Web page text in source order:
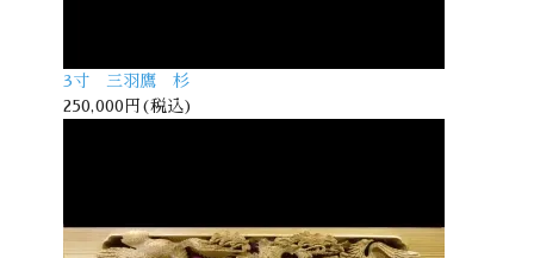
3寸 三羽鷹 杉
250,000円(税込)